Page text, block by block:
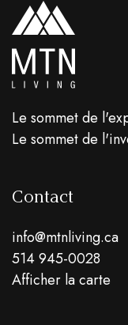
Le sommet de
Le sommet de
Contact
info@mtnliving.ca
514 945-0028
Afficher la carte